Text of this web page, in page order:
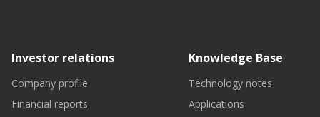
Investor relations
Company profile
Financial reports
Knowledge Base
Technology notes
Applications